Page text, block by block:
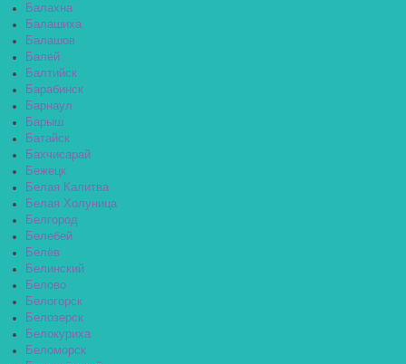
Балахна
Балашиха
Балашов
Балей
Балтийск
Барабинск
Барнаул
Барыш
Батайск
Бахчисарай
Бежецк
Белая Калитва
Белая Холуница
Белгород
Белебей
Белёв
Белинский
Белово
Белогорск
Белозерск
Белокуриха
Беломорск